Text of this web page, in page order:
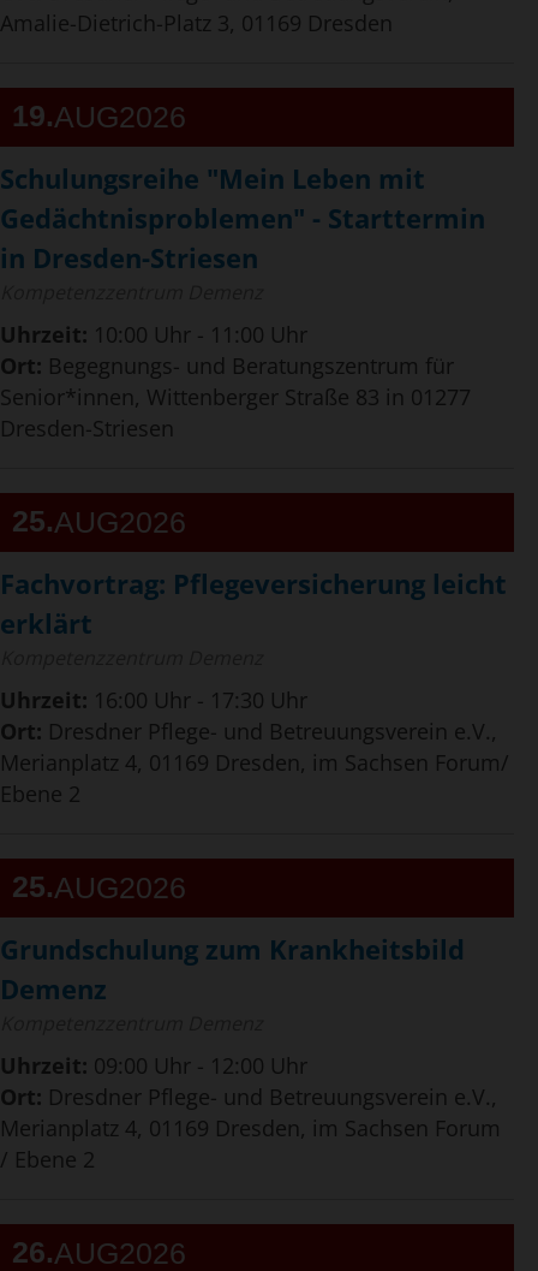
Amalie-Dietrich-Platz 3, 01169 Dresden
19 AUG2026
Schulungsreihe "Mein Leben mit
Gedächtnisproblemen" - Starttermin
in Dresden-Striesen
Uhrzeit: 10:00 Uhr - 11:00 Uhr
Ort: Begegnungs- und Beratungszentrum für
Senior*innen, Wittenberger Straße 83 in 01277
Dresden-Striesen
25 AUG2026
Fachvortrag: Pflegeversicherung leicht
erklärt
Uhrzeit: 16:00 Uhr - 17:30 Uhr
Ort: Dresdner Pflege- und Betreuungsverein e.V.,
Merianplatz 4, 01169 Dresden, im Sachsen Forum/
Ebene 2
25 AUG2026
Grundschulung zum Krankheitsbild
Demenz
Uhrzeit: 09:00 Uhr - 12:00 Uhr
Ort: Dresdner Pflege- und Betreuungsverein e.V.,
Merianplatz 4, 01169 Dresden, im Sachsen Forum
/ Ebene 2
26 AUG2026